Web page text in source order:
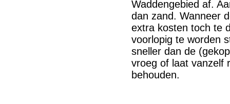
Waddengebied af.
dan zand. Wanneer
extra kosten toch te
voorlopig te worden
sneller dan de
vroeg of laat vanzelf
behouden.